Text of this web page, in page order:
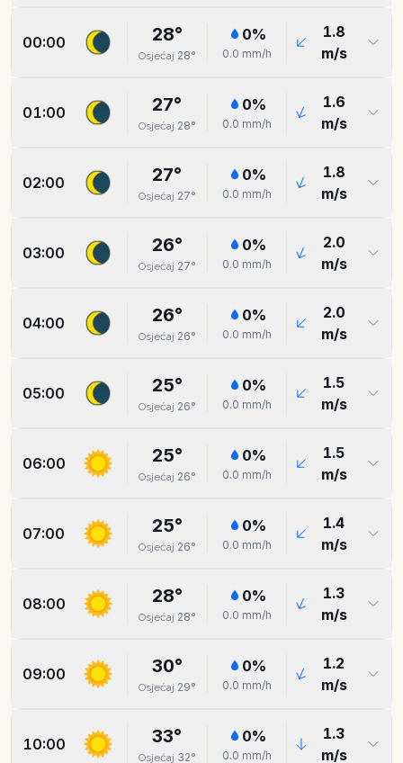
00:00 28°
Osjećaj 28°
0%
0.0 mm/h
1.8
m/s
01:00 27°
Osjećaj 28°
0%
0.0 mm/h
1.6
m/s
02:00 27°
Osjećaj 27°
0%
0.0 mm/h
1.8
m/s
03:00 26°
Osjećaj 27°
0%
0.0 mm/h
2.0
m/s
04:00 26°
Osjećaj 26°
0%
0.0 mm/h
2.0
m/s
05:00 25°
Osjećaj 26°
0%
0.0 mm/h
1.5
m/s
06:00 25°
Osjećaj 26°
0%
0.0 mm/h
1.5
m/s
07:00 25°
Osjećaj 26°
0%
0.0 mm/h
1.4
m/s
08:00 28°
Osjećaj 28°
0%
0.0 mm/h
1.3
m/s
09:00 30°
Osjećaj 29°
0%
0.0 mm/h
1.2
m/s
10:00 33°
Osjećaj 32°
0%
0.0 mm/h
1.3
m/s